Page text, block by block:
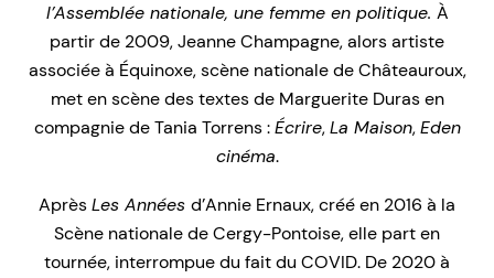
l’Assemblée nationale, une femme en politique. À
partir de 2009, Jeanne Champagne, alors artiste
associée à Équinoxe, scène nationale de Châteauroux,
met en scène des textes de Marguerite Duras en
compagnie de Tania Torrens :Écrire,La Maison,Eden
cinéma.
AprèsLes Années d’Annie Ernaux, créé en 2016 à la
Scène nationale de Cergy-Pontoise, elle part en
tournée, interrompue du fait du COVID. De 2020 à